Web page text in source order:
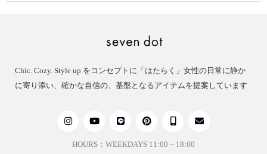
Chic. Cozy. Style up.をコンセプトに「はたらく」女性の日常に静か
に寄り添い、確かな自信の、基盤となるアイテムを提案しています
HOURS：WEEKDAYS 11:00 – 18:00